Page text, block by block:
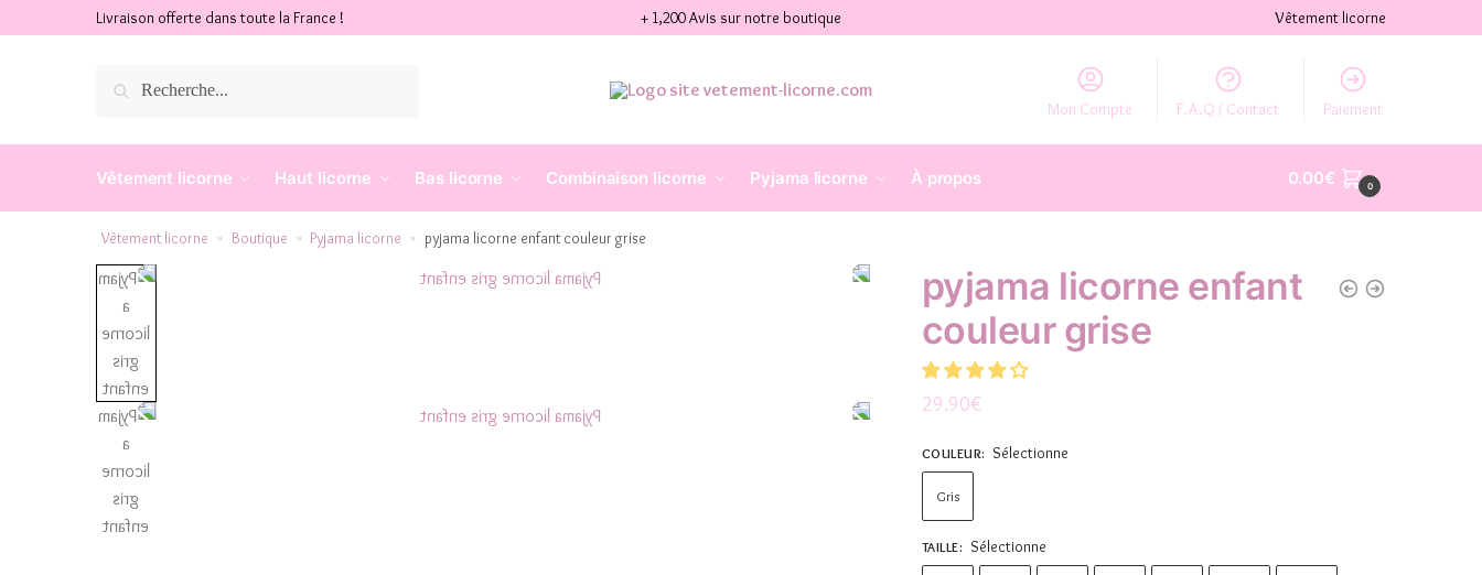
Livraison offerte dans toute la France ! + 1,200 Avis sur notre boutique Vêtement licorne
Recherche Mon Compte F.A.Q / Contact Paiement
Vêtement licorne Haut licorne Bas licorne Combinaison licorne Pyjama licorne À propos 0.00€ 0
Vêtement licorne » Boutique » Pyjama licorne » pyjama licorne enfant couleur grise
pyjama licorne enfant
couleur grise
29.90€
COULEUR: Sélectionne
Gris
TAILLE: Sélectionne